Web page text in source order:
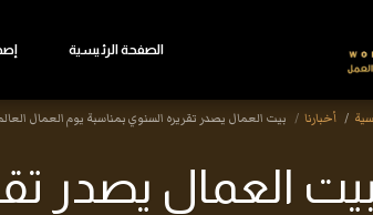
الصفحة الرئيسية
أخبارنا بيت العمال يصدر تقريره السنوي بمناسبة يوم العمال
بيت العمال يصدر